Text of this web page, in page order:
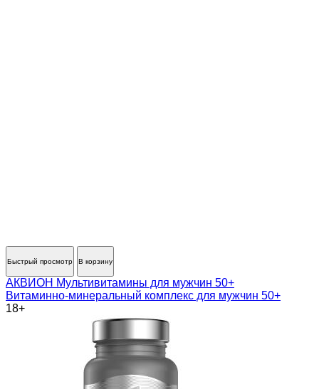
Быстрый просмотр В корзину
АКВИОН Мультивитамины для мужчин 50+
Витаминно-минеральный комплекс для мужчин 50+
18+